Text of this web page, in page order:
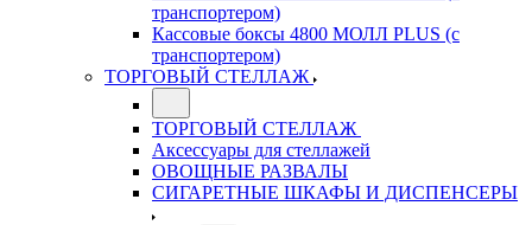
транспортером)
Кассовые боксы 4800 МОЛЛ PLUS (с
транспортером)
ТОРГОВЫЙ СТЕЛЛАЖ
ТОРГОВЫЙ СТЕЛЛАЖ
Аксессуары для стеллажей
ОВОЩНЫЕ РАЗВАЛЫ
СИГАРЕТНЫЕ ШКАФЫ И ДИСПЕНСЕРЫ